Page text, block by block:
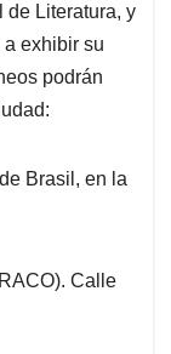
de Literatura, y
exhibir su
podrán
Brasil, en la
Calle